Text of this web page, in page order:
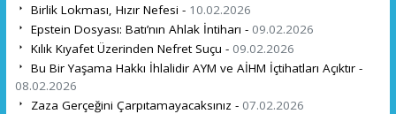
Birlik Lokması, Hızır Nefesi - 10.02.2026
Epstein Dosyası: Batı’nın Ahlak İntiharı - 09.02.2026
Kılık Kıyafet Üzerinden Nefret Suçu - 09.02.2026
Bu Bir Yaşama Hakkı İhlalidir AYM ve AİHM İçtihatları Açıktır -
08.02.2026
Zaza Gerçeğini Çarpıtamayacaksınız - 07.02.2026